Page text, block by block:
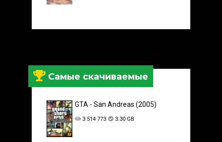
Самые скачиваемые
GTA - San Andreas (2005)
3 514 773 3.30 GB